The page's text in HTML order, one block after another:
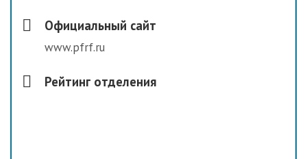
Официальный сайт
www.pfrf.ru
Рейтинг отделения